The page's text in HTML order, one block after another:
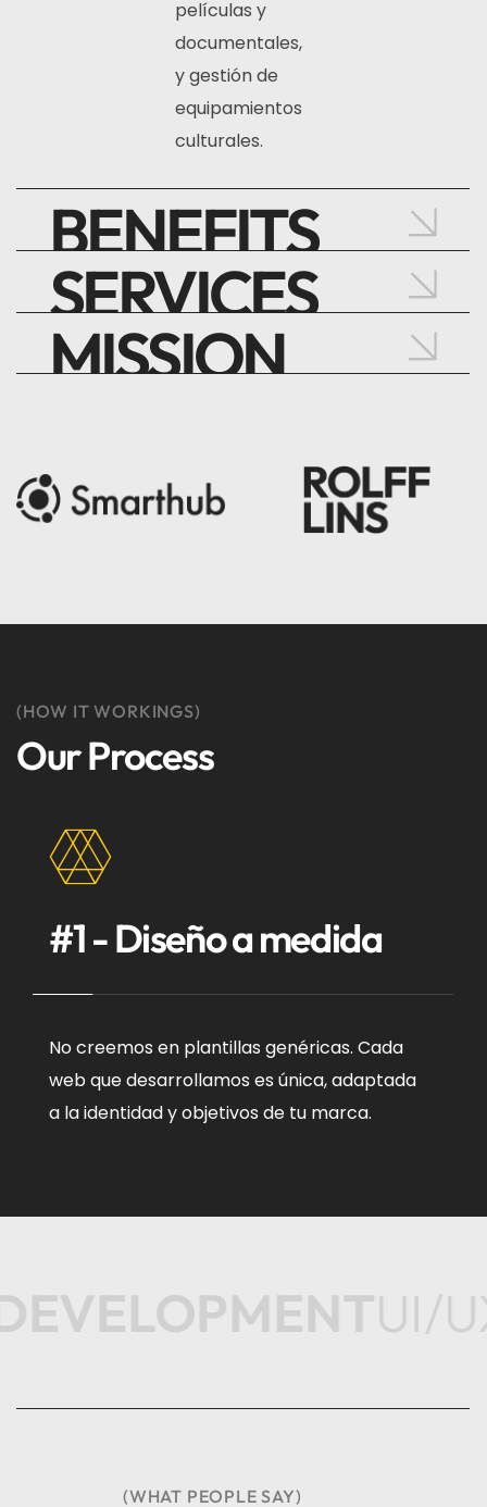
películas y
documentales,
y gestión de
equipamientos
culturales.
BENEFITS
SERVICES
MISSION
(HOW IT WORKINGS)
Our Process
#1 - Diseño a medida
No creemos en plantillas genéricas. Cada
web que desarrollamos es única, adaptada
a la identidad y objetivos de tu marca.
UI/
(WHAT PEOPLE SAY)